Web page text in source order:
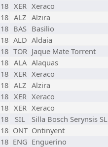
XER Xeraco
ALZ Alzira
BAS Basilio
ALD Aldaia
TOR Jaque Mate Torrent
ALA Alaquas
XER Xeraco
ALZ Alzira
XER Xeraco
XER Xeraco
SIL
Silla Bosch Serynsis SL
ONT Ontinyent
ENG Enguerino